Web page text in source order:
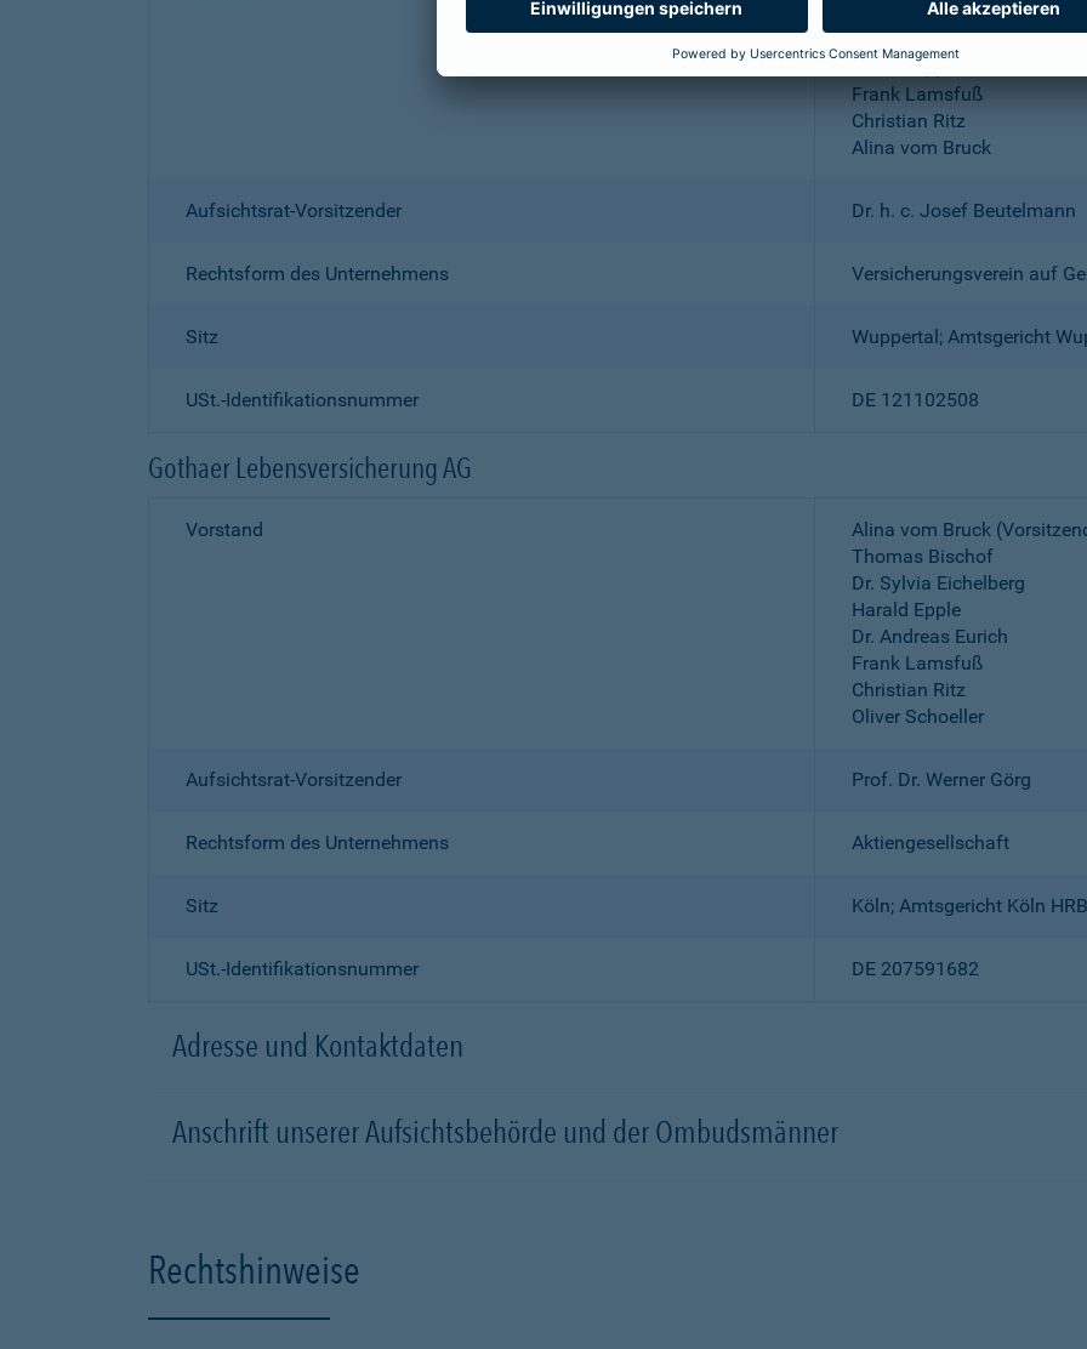
Thomas Bischof
Dr. Sylvia Eichelberg
Harald Epple
Frank Lamsfuß
Christian Ritz
Alina vom Bruck
Aufsichtsrat-Vorsitzender Dr. h. c. Josef Beutelmann
Rechtsform des Unternehmens Versicherungsverein auf
Sitz Wuppertal; Amtsgericht
USt.-Identifikationsnummer DE 121102508
Gothaer Lebensversicherung AG
Vorstand
Alina vom Bruck
Thomas Bischof
Dr. Sylvia Eichelberg
Harald Epple
Dr. Andreas Eurich
Frank Lamsfuß
Christian Ritz
Oliver Schoeller
Aufsichtsrat-Vorsitzender Prof. Dr. Werner Görg
Rechtsform des Unternehmens Aktiengesellschaft
Sitz Köln; Amtsgericht Köln
USt.-Identifikationsnummer DE 207591682
Adresse und Kontaktdaten
Anschrift unserer Aufsichtsbehörde und der Ombudsmänner
Rechtshinweise